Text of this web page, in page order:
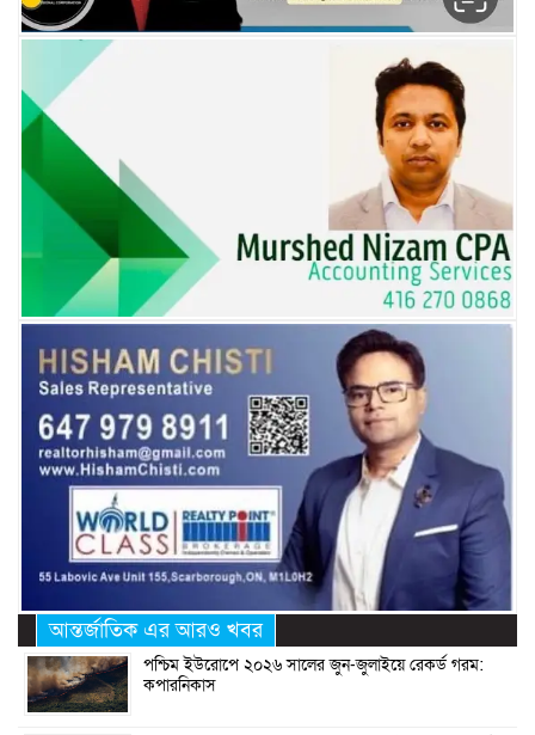
আন্তর্জাতিক এর আরও খবর
পশ্চিম ইউরোপে ২০২৬ সালের জুন-জুলাইয়ে রেকর্ড গরম:
কপারনিকাস